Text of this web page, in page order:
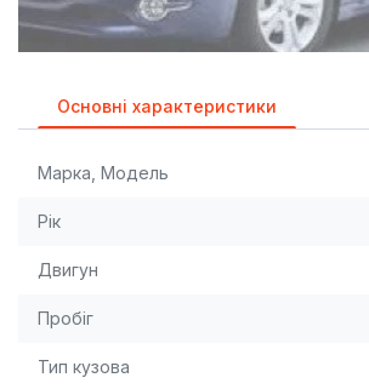
Основні характеристики
Марка, Модель
Рік
Двигун
Пробіг
Тип кузова